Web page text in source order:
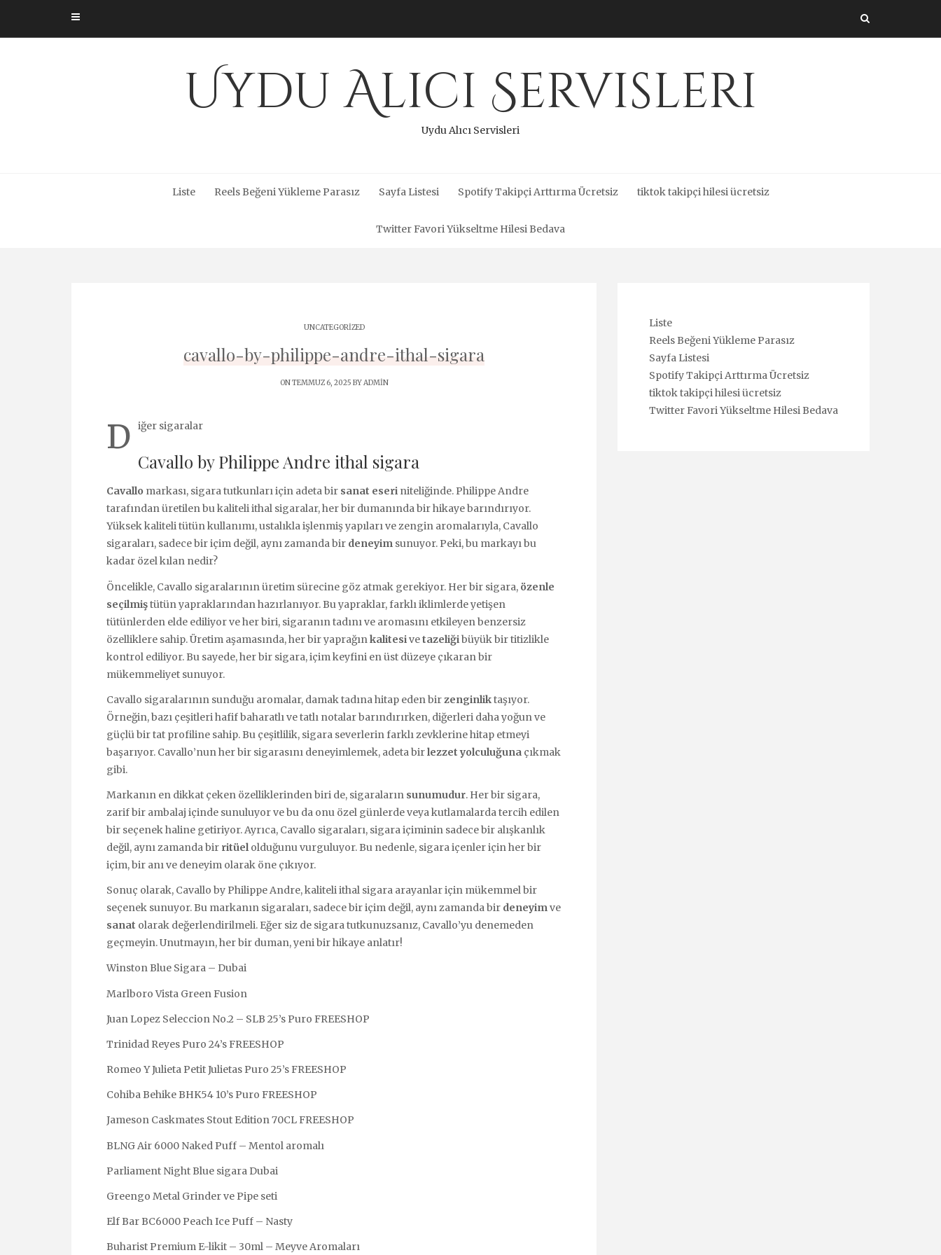
content
Uydu Alıcı Servisleri
Uydu Alıcı Servisleri
Liste Reels Beğeni Yükleme Parasız Sayfa Listesi Spotify Takipçi Arttırma Ücretsiz tiktok takipçi hilesi ücretsiz
Twitter Favori Yükseltme Hilesi Bedava
UNCATEGORIZED
cavallo-by-philippe-andre-ithal-sigara
ON TEMMUZ 6, 2025 BYADMIN
D iğer sigaralar
Cavallo by Philippe Andre ithal sigara
Cavallo markası, sigara tutkunları için adeta bir sanat eseri niteliğinde. Philippe Andre
tarafından üretilen bu kaliteli ithal sigaralar, her bir dumanında bir hikaye barındırıyor.
Yüksek kaliteli tütün kullanımı, ustalıkla işlenmiş yapıları ve zengin aromalarıyla, Cavallo
sigaraları, sadece bir içim değil, aynı zamanda bir deneyim sunuyor. Peki, bu markayı bu
kadar özel kılan nedir?
Öncelikle, Cavallo sigaralarının üretim sürecine göz atmak gerekiyor. Her bir sigara, özenle
seçilmiştütün yapraklarından hazırlanıyor. Bu yapraklar, farklı iklimlerde yetişen
tütünlerden elde ediliyor ve her biri, sigaranın tadını ve aromasını etkileyen benzersiz
özelliklere sahip. Üretim aşamasında, her bir yaprağın kalitesivetazeliğibüyük bir titizlikle
kontrol ediliyor. Bu sayede, her bir sigara, içim keyfini en üst düzeye çıkaran bir
mükemmeliyet sunuyor.
Cavallo sigaralarının sunduğu aromalar, damak tadına hitap eden birzenginliktaşıyor.
Örneğin, bazı çeşitleri hafif baharatlı ve tatlı notalar barındırırken, diğerleri daha yoğun ve
güçlü bir tat profiline sahip. Bu çeşitlilik, sigara severlerin farklı zevklerine hitap etmeyi
başarıyor. Cavallo’nun her bir sigarasını deneyimlemek, adeta birlezzet yolculuğuna çıkmak
gibi.
Markanın en dikkat çeken özelliklerinden biri de, sigaraların sunumudur. Her bir sigara,
zarif bir ambalaj içinde sunuluyor ve bu da onu özel günlerde veya kutlamalarda tercih edilen
bir seçenek haline getiriyor. Ayrıca, Cavallo sigaraları, sigara içiminin sadece bir alışkanlık
değil, aynı zamanda bir ritüel olduğunu vurguluyor. Bu nedenle, sigara içenler için her bir
içim, bir anı ve deneyim olarak öne çıkıyor.
Sonuç olarak, Cavallo by Philippe Andre, kaliteli ithal sigara arayanlar için mükemmel bir
seçenek sunuyor. Bu markanın sigaraları, sadece bir içim değil, aynı zamanda bir deneyimve
sanat olarak değerlendirilmeli. Eğer siz de sigara tutkunuzsanız, Cavallo’yu denemeden
geçmeyin. Unutmayın, her bir duman, yeni bir hikaye anlatır!
Winston Blue Sigara – Dubai
Marlboro Vista Green Fusion
Juan Lopez Seleccion No.2 – SLB 25’s Puro FREESHOP
Trinidad Reyes Puro 24’s FREESHOP
Romeo Y Julieta Petit Julietas Puro 25’s FREESHOP
Cohiba Behike BHK54 10’s Puro FREESHOP
Jameson Caskmates Stout Edition 70CL FREESHOP
BLNG Air 6000 Naked Puff – Mentol aromalı
Parliament Night Blue sigara Dubai
Greengo Metal Grinder ve Pipe seti
Elf Bar BC6000 Peach Ice Puff – Nasty
Buharist Premium E-likit – 30ml – Meyve Aromaları
Liste
Reels Beğeni Yükleme Parasız
Sayfa Listesi
Spotify Takipçi Arttırma Ücretsiz
tiktok takipçi hilesi ücretsiz
Twitter Favori Yükseltme Hilesi Bedava